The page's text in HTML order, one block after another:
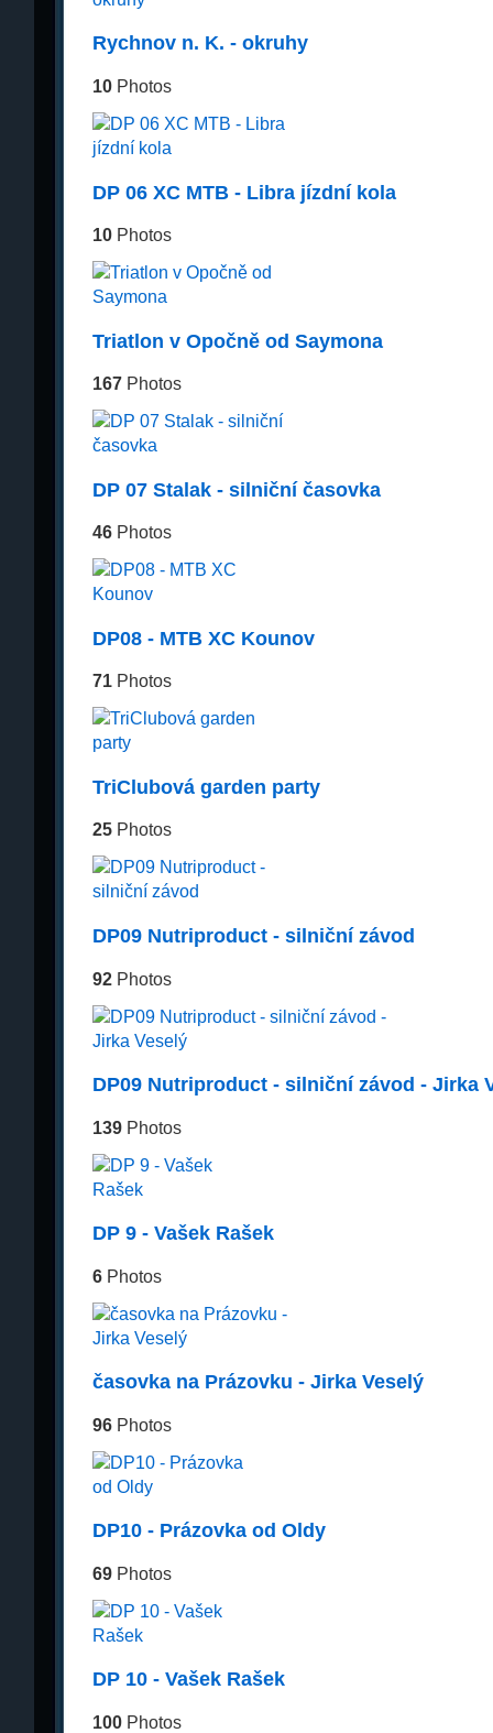
Rychnov n. K. - okruhy
10Photos
DP 06 XC MTB - Libra jízdní kola
10Photos
Triatlon v Opočně od Saymona
167Photos
DP 07 Stalak - silniční časovka
46Photos
DP08 - MTB XC Kounov
71Photos
TriClubová garden party
25Photos
DP09 Nutriproduct - silniční závod
92Photos
DP09 Nutriproduct - silniční závod - Jirka
139Photos
DP 9 - Vašek Rašek
6Photos
časovka na Prázovku - Jirka Veselý
96Photos
DP10 - Prázovka od Oldy
69Photos
DP 10 - Vašek Rašek
100Photos